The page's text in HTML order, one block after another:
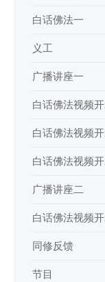
白话佛法一
义工
广播讲座一
白话佛法视频
白话佛法视频
白话佛法视频
广播讲座二
白话佛法视频
同修反馈
节目